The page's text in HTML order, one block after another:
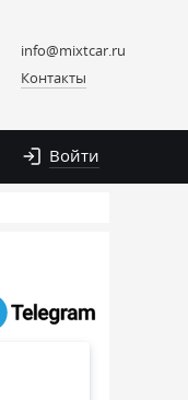
info@mixtcar.ru
Контакты
Войти